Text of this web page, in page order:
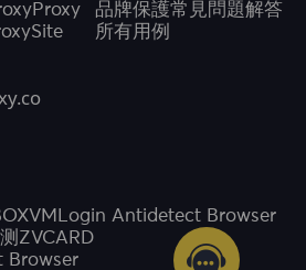
品牌保護
所有用例
常見問題解答
VMLogin Antidetect Browser
ZVCARD
Browser